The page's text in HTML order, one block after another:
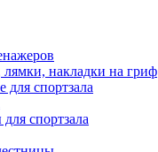
лямки, накладки на гриф
спортзала
спортзала